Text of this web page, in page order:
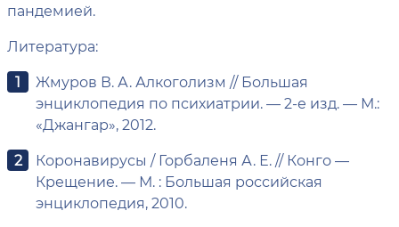
пандемией.
Литература:
Жмуров В. А. Алкоголизм // Большая
энциклопедия по психиатрии. — 2-е изд. — М.:
«Джангар», 2012.
Коронавирусы / Горбаленя А. Е. // Конго —
Крещение. — М. : Большая российская
энциклопедия, 2010.